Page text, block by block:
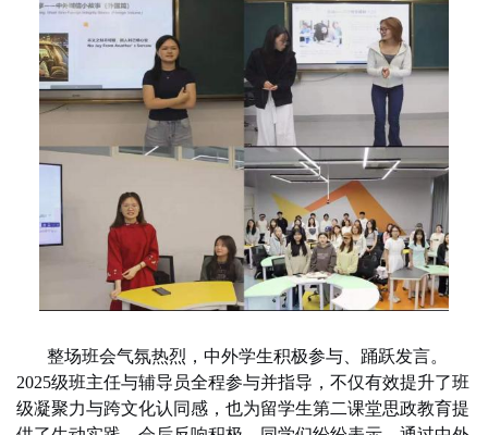
整场班会气氛热烈，中外学生积极参与、踊跃发言。
2025级班主任与辅导员全程参与并指导，不仅有效提升了班
级凝聚力与跨文化认同感，也为留学生第二课堂思政教育提